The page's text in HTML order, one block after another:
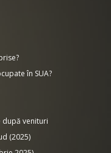
în SUA?
venituri
(2025)